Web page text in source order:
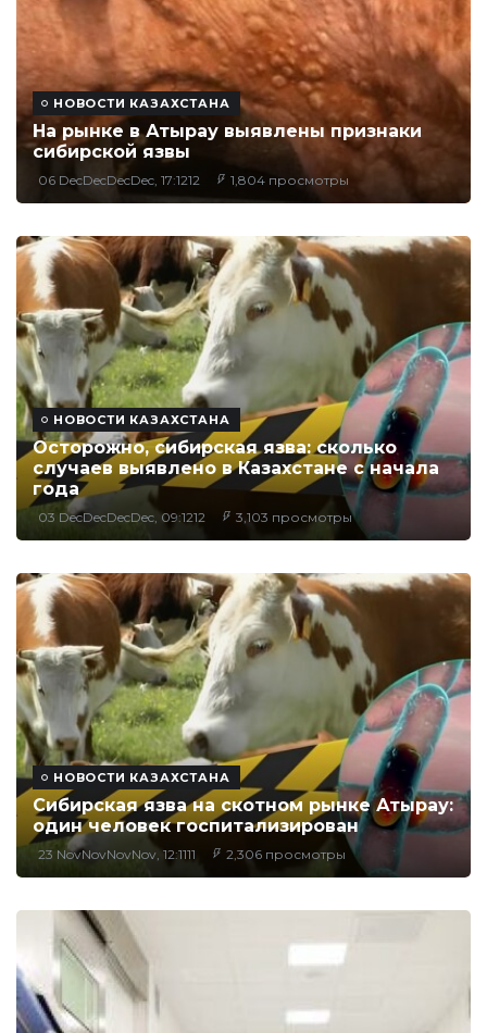
НОВОСТИ КАЗАХСТАНА
На рынке в Атырау выявлены признаки
сибирской язвы
06 DecDecDecDec, 17:1212 1,804 просмотры
НОВОСТИ КАЗАХСТАНА
Осторожно, сибирская язва: сколько
случаев выявлено в Казахстане с начала
года
03 DecDecDecDec, 09:1212 3,103 просмотры
НОВОСТИ КАЗАХСТАНА
Сибирская язва на скотном рынке Атырау:
один человек госпитализирован
23 NovNovNovNov, 12:1111 2,306 просмотры